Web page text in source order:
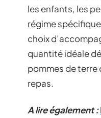
les enfants, les
régime
choix
quantité idéale
pommes de terre
repas.
A lire également :